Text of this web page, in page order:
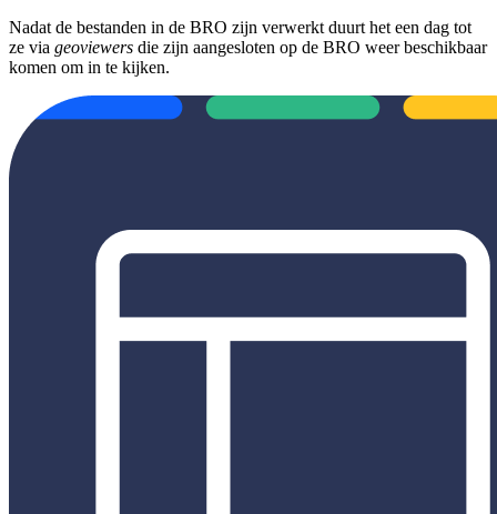
Nadat de bestanden in de BRO zijn verwerkt duurt het een dag tot
ze via geoviewers die zijn aangesloten op de BRO weer beschikbaar
komen om in te kijken.